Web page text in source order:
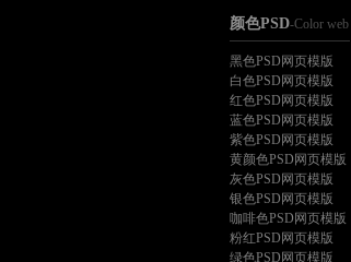
颜色PSD-Color web
黑色PSD网页模版
白色PSD网页模版
红色PSD网页模版
蓝色PSD网页模版
紫色PSD网页模版
黄颜色PSD网页模版
灰色PSD网页模版
银色PSD网页模版
咖啡色PSD网页模版
粉红PSD网页模版
绿色PSD网页模版